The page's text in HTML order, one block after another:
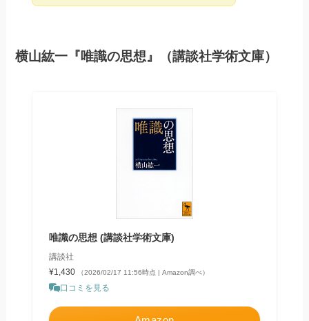
横山紘一『唯識の思想』（講談社学術文庫）
唯識の思想 (講談社学術文庫)
講談社
¥1,430
（2026/02/17 11:56時点 | Amazon調べ）
口コミを見る